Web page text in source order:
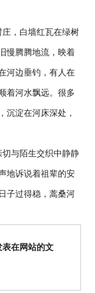
，白墙红瓦在绿树
慢腾腾地流，映着
河边垂钓，有人在
着河水飘远。很多
沉淀在河床深处，
与陌生交织中静静
地诉说着祖辈的安
子过得稳，蒿桑河
在网站的文